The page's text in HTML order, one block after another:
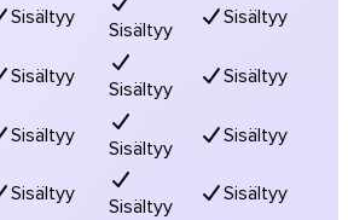
Sisältyy Sisältyy Sisältyy
Sisältyy Sisältyy Sisältyy
Sisältyy Sisältyy Sisältyy
Sisältyy Sisältyy Sisältyy